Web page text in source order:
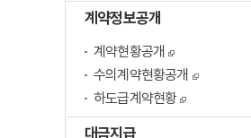
계약정보공개
계약현황공개
수의계약현황공개
하도급계약현황
대금지급